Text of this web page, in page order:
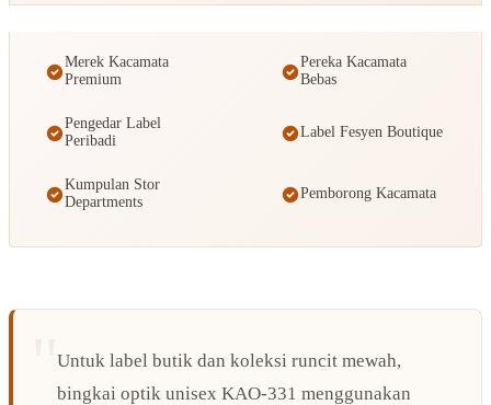
Merek Kacamata
Premium
Pereka Kacamata
Bebas
Pengedar Label
Peribadi
Label Fesyen Boutique
Kumpulan Stor
Departments
Pemborong Kacamata
Untuk label butik dan koleksi runcit mewah,
bingkai optik unisex KAO-331 menggunakan